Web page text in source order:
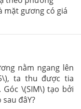
mặt gương có giá
nằm ngang lên
ta thu được tia
\(SIM\) tạo bởi
đâY?